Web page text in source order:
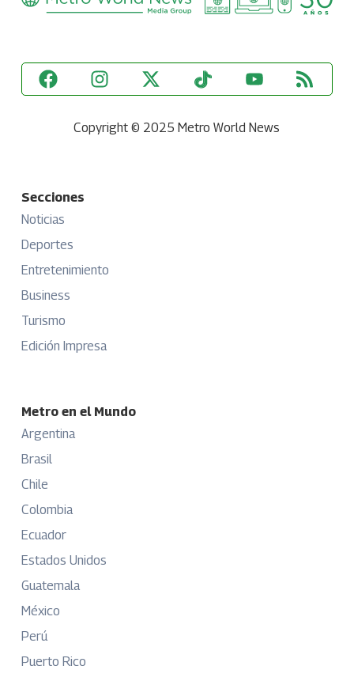
Copyright © 2025 Metro World News
Secciones
Noticias
Deportes
Entretenimiento
Business
Turismo
Edición Impresa
Metro en el Mundo
Argentina
Brasil
Chile
Colombia
Ecuador
Estados Unidos
Guatemala
México
Perú
Puerto Rico